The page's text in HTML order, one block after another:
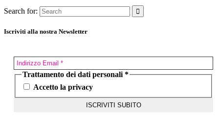
Search for:
Iscriviti alla nostra Newsletter
Trattamento dei dati personali *
Accetto la privacy